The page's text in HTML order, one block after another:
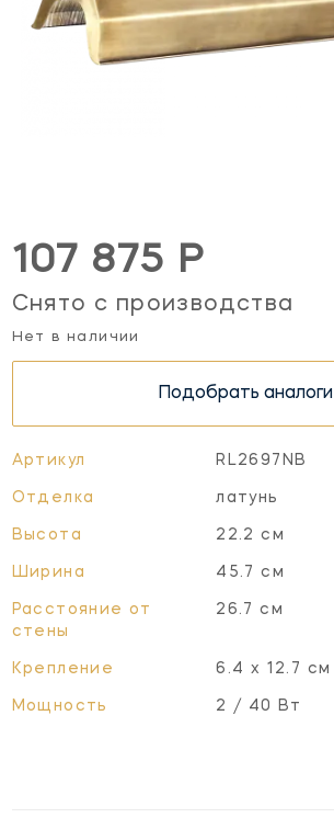
107 875 Р
Снято с производства
Нет в наличии
Подобрать аналоги
Артикул RL2697NB
Отделка латунь
Высота 22.2 см
Ширина 45.7 см
Расстояние от
стены
26.7 см
Крепление 6.4 x 12.7 см
Мощность 2 / 40 Вт